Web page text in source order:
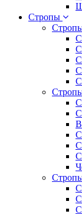
Стропы